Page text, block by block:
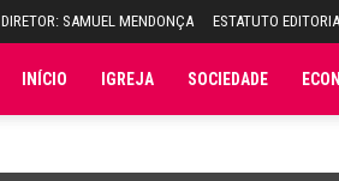
DIRETOR: SAMUEL MENDONÇA ESTATUTO
INÍCIO IGREJA SOCIEDADE